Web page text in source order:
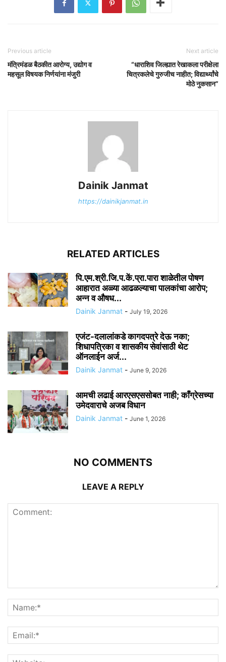
Previous article
मंत्रिमंडळ बैठकीत आरोग्य, उद्योग व
महसूल विषयक निर्णयांना मंजुरी
Next article
“धाराशिव जिल्ह्यात रेखाकला परीक्षेला
चित्रकलेचे गुरुजीच नाहीत; विद्यार्थ्यांचे
मोठे नुकसान”
Dainik Janmat
https://dainikjanmat.in
RELATED ARTICLES
पि.एम.श्री.जि.प.कें.प्रा.पारा शाळेतील पोषण
आहारात अळ्या आढळल्याचा पालकांचा आरोप;
अन्न व औषध...
Dainik Janmat - July 19, 2026
एजंट-दलालांकडे कागदपत्रे देऊ नका;
शिधापत्रिका व शासकीय सेवांसाठी थेट
ऑनलाईन अर्ज...
Dainik Janmat - June 9, 2026
आमची लढाई आरएसएससोबत नाही; काँग्रेसच्या
उमेदवाराचे अजब विधान
Dainik Janmat - June 1, 2026
NO COMMENTS
LEAVE A REPLY